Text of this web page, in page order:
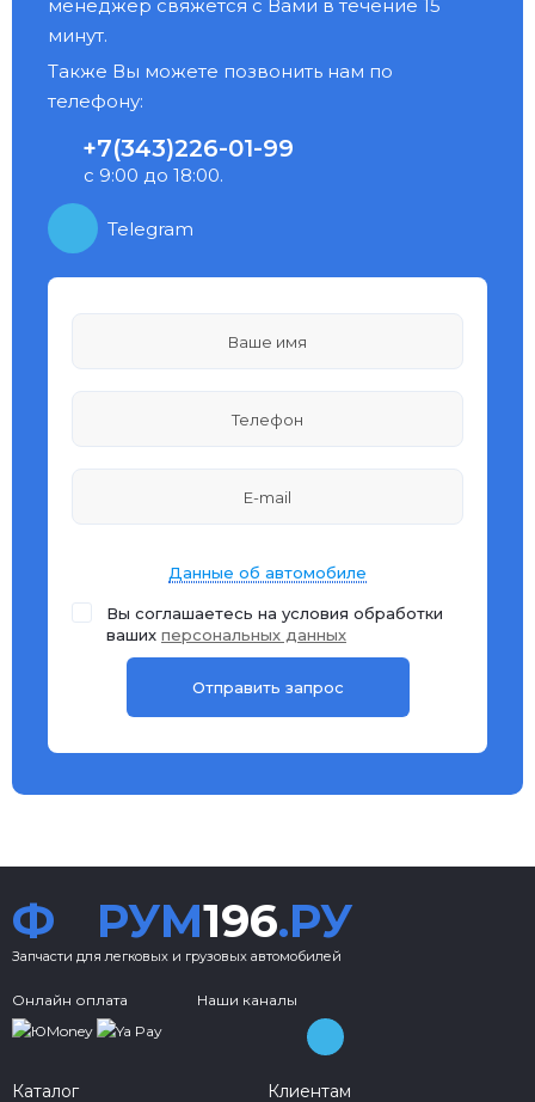
менеджер свяжется с Вами в течение 15
минут.
Также Вы можете позвонить нам по
телефону:
+7(343)226-01-99
с 9:00 до 18:00.
Telegram
Данные об автомобиле
Вы соглашаетесь на условия обработки
ваших персональных данных
Ф РУМ196.РУ
Запчасти для легковых и грузовых автомобилей
Онлайн оплата Наши каналы
Каталог Клиентам